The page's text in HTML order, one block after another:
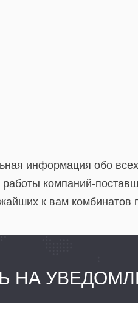
информация обо
компаний-
к вам комбинатов
НА